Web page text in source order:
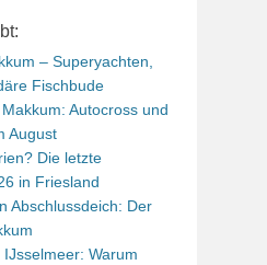
– Superyachten,
Fischbude
Autocross und
August
Die letzte
in Friesland
Abschlussdeich: Der
Warum